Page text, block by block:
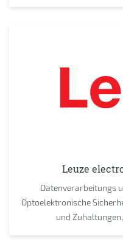
Leuze
Datenverarbeitungs
Optoelektronische
und